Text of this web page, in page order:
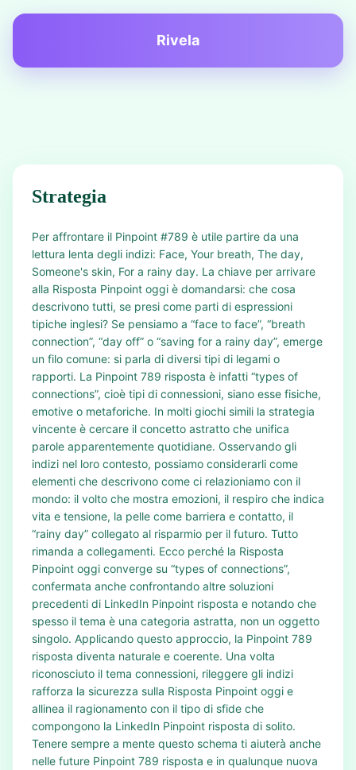
Rivela
Strategia
Per affrontare il Pinpoint #789 è utile partire da una
lettura lenta degli indizi: Face, Your breath, The day,
Someone's skin, For a rainy day. La chiave per arrivare
alla Risposta Pinpoint oggi è domandarsi: che cosa
descrivono tutti, se presi come parti di espressioni
tipiche inglesi? Se pensiamo a “face to face”, “breath
connection”, “day off” o “saving for a rainy day”, emerge
un filo comune: si parla di diversi tipi di legami o
rapporti. La Pinpoint 789 risposta è infatti “types of
connections”, cioè tipi di connessioni, siano esse fisiche,
emotive o metaforiche. In molti giochi simili la strategia
vincente è cercare il concetto astratto che unifica
parole apparentemente quotidiane. Osservando gli
indizi nel loro contesto, possiamo considerarli come
elementi che descrivono come ci relazioniamo con il
mondo: il volto che mostra emozioni, il respiro che indica
vita e tensione, la pelle come barriera e contatto, il
“rainy day” collegato al risparmio per il futuro. Tutto
rimanda a collegamenti. Ecco perché la Risposta
Pinpoint oggi converge su “types of connections”,
confermata anche confrontando altre soluzioni
precedenti di LinkedIn Pinpoint risposta e notando che
spesso il tema è una categoria astratta, non un oggetto
singolo. Applicando questo approccio, la Pinpoint 789
risposta diventa naturale e coerente. Una volta
riconosciuto il tema connessioni, rileggere gli indizi
rafforza la sicurezza sulla Risposta Pinpoint oggi e
allinea il ragionamento con il tipo di sfide che
compongono la LinkedIn Pinpoint risposta di solito.
Tenere sempre a mente questo schema ti aiuterà anche
nelle future Pinpoint 789 risposta e in qualunque nuova